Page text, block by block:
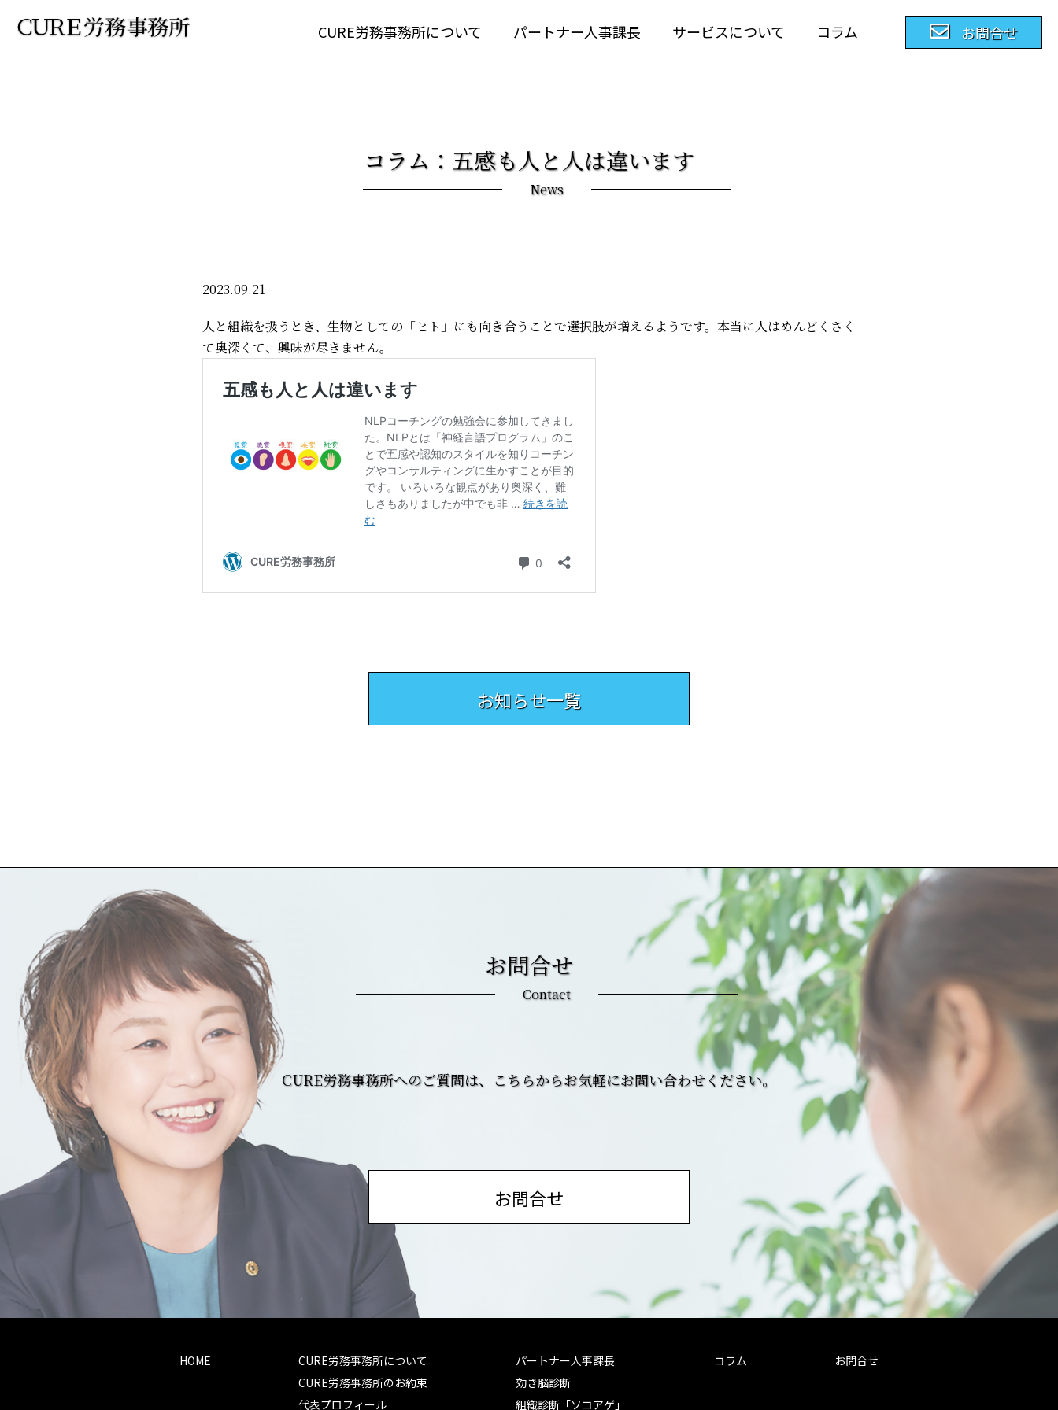
CURE労務事務所について パートナー人事課長 サービスについて コラム お問合せ
コラム：五感も人と人は違います
News
2023.09.21
人と組織を扱うとき、生物としての「ヒト」にも向き合うことで選択肢が増えるようです。本当に人はめんどくさく
て奥深くて、興味が尽きません。
お知らせ一覧
お問合せ
Contact
CURE労務事務所へのご質問は、こちらからお気軽にお問い合わせください。
お問合せ
HOME
CURE労務事務所について
CURE労務事務所のお約束
代表プロフィール
パートナー人事課長
効き脳診断
組織診断「ソコアゲ」
コラム お問合せ